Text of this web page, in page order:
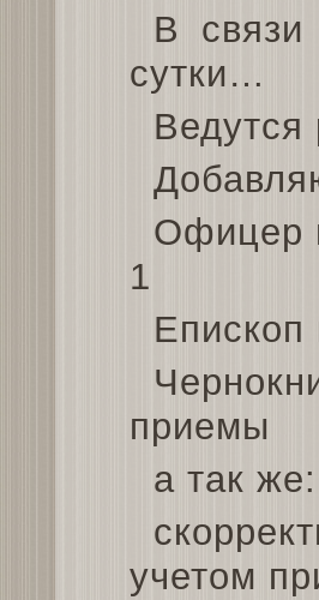
В связи
сутки…
Офицер
1
приемы
а так же:
учетом